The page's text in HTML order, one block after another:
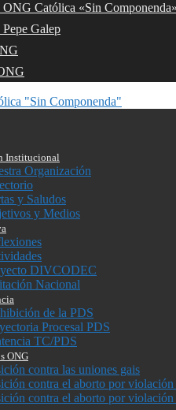
ONG Católica «Sin Componenda»
Galep
"Sin Componenda"
Institucional
Organización
y Saludos
y Medios
DIVCODEC
Nacional
de la PDS
Procesal PDS
TC/PDS
ONG
contra las uniones gais
contra el aborto por
contra el aborto por